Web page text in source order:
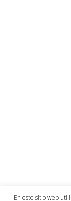
En este sitio web